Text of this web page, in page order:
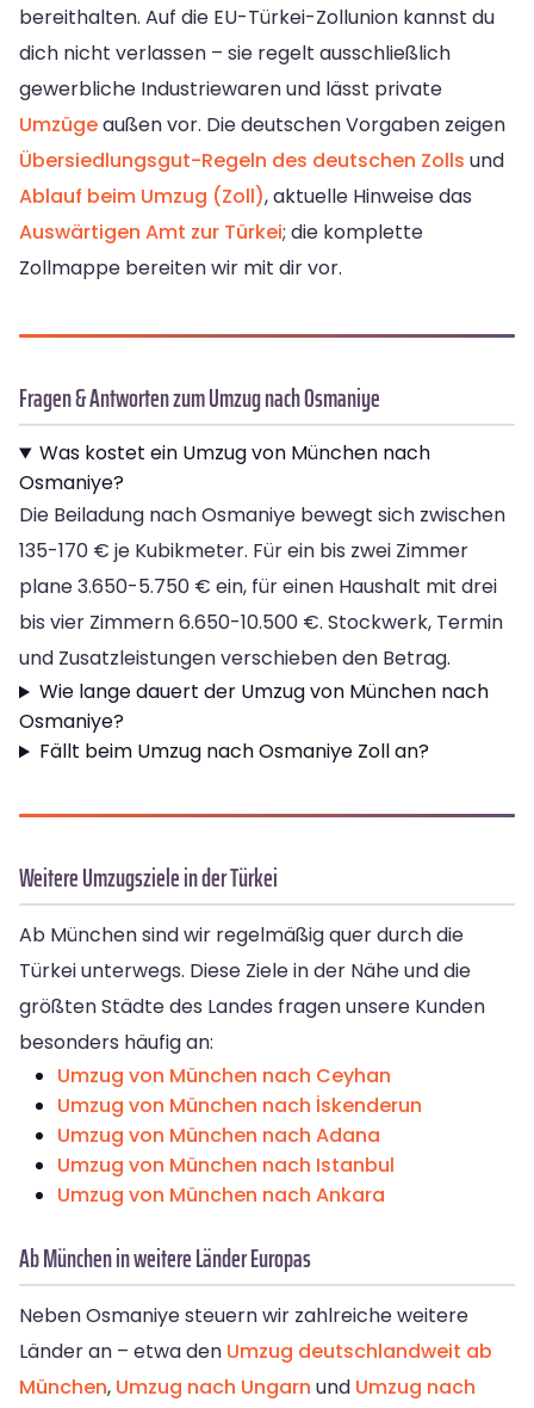
bereithalten. Auf die EU-Türkei-Zollunion kannst du
dich nicht verlassen – sie regelt ausschließlich
gewerbliche Industriewaren und lässt private
Umzügeaußen vor. Die deutschen Vorgaben zeigen
Übersiedlungsgut-Regeln des deutschen Zolls und
Ablauf beim Umzug (Zoll), aktuelle Hinweise das
Auswärtigen Amt zur Türkei; die komplette
Zollmappe bereiten wir mit dir vor.
Fragen & Antworten zum Umzug nach Osmaniye
Was kostet ein Umzug von München nach
Osmaniye?
Die Beiladung nach Osmaniye bewegt sich zwischen
135-170 € je Kubikmeter. Für ein bis zwei Zimmer
plane 3.650-5.750 € ein, für einen Haushalt mit drei
bis vier Zimmern 6.650-10.500 €. Stockwerk, Termin
und Zusatzleistungen verschieben den Betrag.
Wie lange dauert der Umzug von München nach
Osmaniye?
Fällt beim Umzug nach Osmaniye Zoll an?
Weitere Umzugsziele in der Türkei
Ab München sind wir regelmäßig quer durch die
Türkei unterwegs. Diese Ziele in der Nähe und die
größten Städte des Landes fragen unsere Kunden
besonders häufig an:
Umzug von München nach Ceyhan
Umzug von München nach İskenderun
Umzug von München nach Adana
Umzug von München nach Istanbul
Umzug von München nach Ankara
Ab München in weitere Länder Europas
Neben Osmaniye steuern wir zahlreiche weitere
Länder an – etwa den Umzug deutschlandweit ab
München, Umzug nach Ungarn und Umzug nach